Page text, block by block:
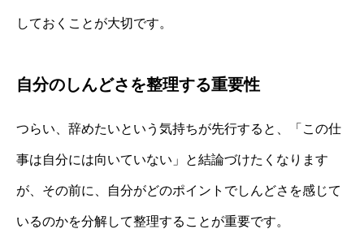
しておくことが大切です。
自分のしんどさを整理する重要性
つらい、辞めたいという気持ちが先行すると、「この仕
事は自分には向いていない」と結論づけたくなります
が、その前に、自分がどのポイントでしんどさを感じて
いるのかを分解して整理することが重要です。